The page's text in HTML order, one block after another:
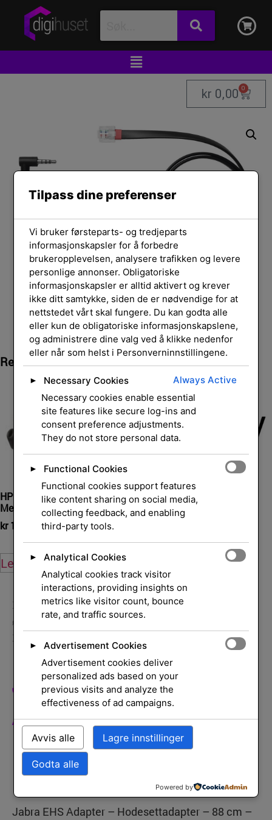
kr 0,00 0
Relaterte Produkter
HP Poly Voyager 6200
Medium Eartips 2P
kr179,00 eksl. mva.
Legg i handlekurv
HP Poly U10P Short End
Cable
kr204,00 eksl. mva.
Legg i handlekurv
Hjem /Hodesett og mikrofoner/Hodesett og
ørepropper
/ Tilbehør/Reservedeler
EHS-Adapter for Jabra PRO 940
JABRA Link EHS-
Adapter For Jabra
PRO 940
Jabra EHS Adapter – Hodesettadapter – 88 cm –
Tilpass dine preferenser
Vi bruker førsteparts- og tredjeparts
informasjonskapsler for å forbedre
brukeropplevelsen, analysere trafikken og levere
personlige annonser. Obligatoriske
informasjonskapsler er alltid aktivert og krever
ikke ditt samtykke, siden de er nødvendige for at
nettstedet vårt skal fungere. Du kan godta alle
eller kun de obligatoriske informasjonskapslene,
og administrere dine valg ved å klikke nedenfor
eller når som helst i Personverninnstillingene.
► Necessary Cookies
Always Active
Necessary cookies enable essential
site features like secure log-ins and
consent preference adjustments.
They do not store personal data.
►
Functional Cookies
Functional cookies support features
like content sharing on social media,
collecting feedback, and enabling
third-party tools.
►
Analytical Cookies
Analytical cookies track visitor
interactions, providing insights on
metrics like visitor count, bounce
rate, and traffic sources.
►
Advertisement Cookies
Advertisement cookies deliver
personalized ads based on your
previous visits and analyze the
effectiveness of ad campaigns.
Avvis alle Lagre innstillinger
Godta alle
Powered by